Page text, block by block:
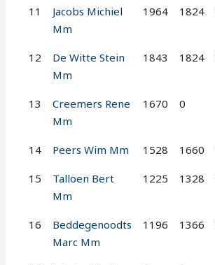
11
Jacobs Michiel
Mm
1964 1824
12
De Witte Stein
Mm
1843 1824
13
Creemers Rene
Mm
1670 0
14 Peers Wim Mm 1528 1660
15
Talloen Bert
Mm
1225 1328
16
Beddegenoodts
Marc Mm
1196 1366